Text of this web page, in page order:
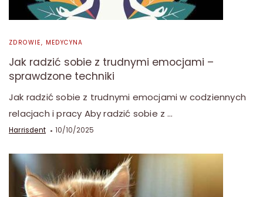
ZDROWIE, MEDYCYNA
Jak radzić sobie z trudnymi emocjami –
sprawdzone techniki
Jak radzić sobie z trudnymi emocjami w codziennych
relacjach i pracy Aby radzić sobie z …
Harrisdent 10/10/2025